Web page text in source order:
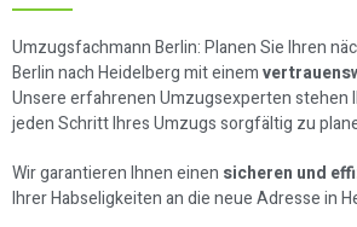
Umzugsfachmann Berlin: Planen Sie Ihren
Berlin nach Heidelberg mit einem
Unsere erfahrenen Umzugsexperten stehen
jeden Schritt Ihres Umzugs sorgfältig zu
Wir garantieren Ihnen einen sicheren und
Ihrer Habseligkeiten an die neue Adresse in